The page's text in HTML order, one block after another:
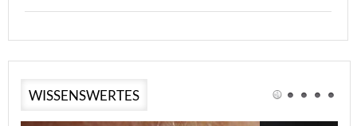
WISSENSWERTES